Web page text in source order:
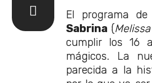
El programa
Sabrina (
cumplir los 16
mágicos. La
parecida a la